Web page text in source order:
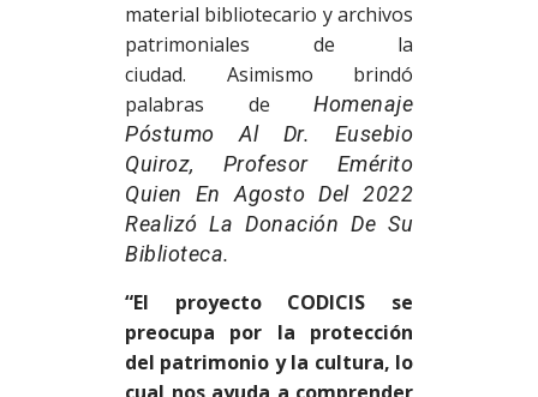
material bibliotecario y archivos
patrimoniales de la
ciudad. Asimismo brindó
palabras de Homenaje
Póstumo Al Dr. Eusebio
Quiroz, Profesor Emérito
Quien En Agosto Del 2022
Realizó La Donación De Su
Biblioteca.
“El proyecto CODICIS se
preocupa por la protección
del patrimonio y la cultura, lo